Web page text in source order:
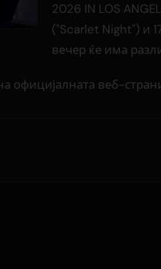
2026 IN LOS
("Scarlet Night") и
вечер ќе има
официјалната веб-